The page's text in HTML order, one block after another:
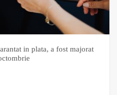
in plata, a fost majorat